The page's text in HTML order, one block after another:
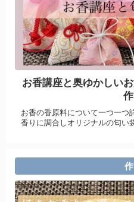
お香講座と奥ゆかしい
お香の香原料について一つ一つ
香りに調合しオリジナルの匂い